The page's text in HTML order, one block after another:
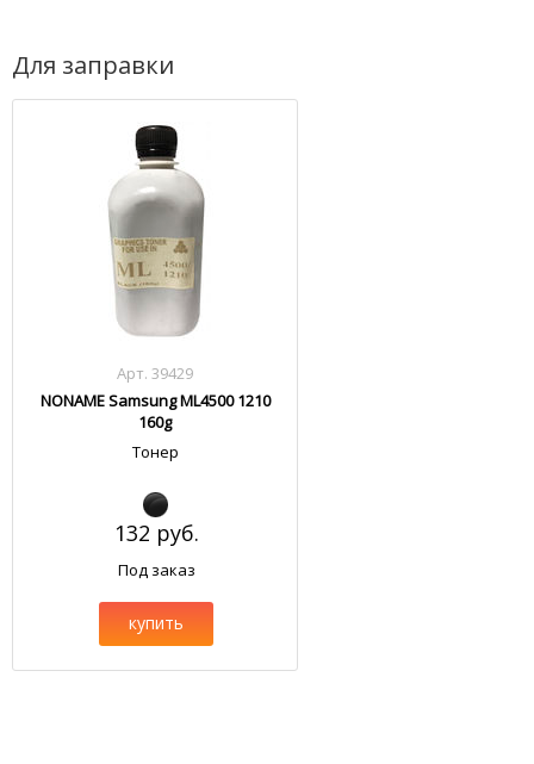
Для заправки
Арт. 39429
NONAME Samsung ML4500 1210
160g
Тонер
132 руб.
Под заказ
купить